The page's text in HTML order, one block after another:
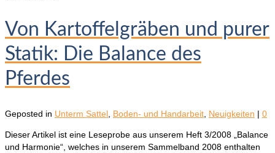
Von Kartoffelgräben und purer
Statik: Die Balance des
Pferdes
Geposted in Unterm Sattel Boden- und Handarbeit Neuigkeiten | 0
Dieser Artikel ist eine Leseprobe aus unserem Heft 3/2008 „Balance
und Harmonie“, welches in unserem Sammelband 2008 enthalten